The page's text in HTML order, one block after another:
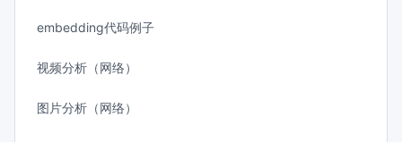
embedding代码例子
视频分析（网络）
图片分析（网络）